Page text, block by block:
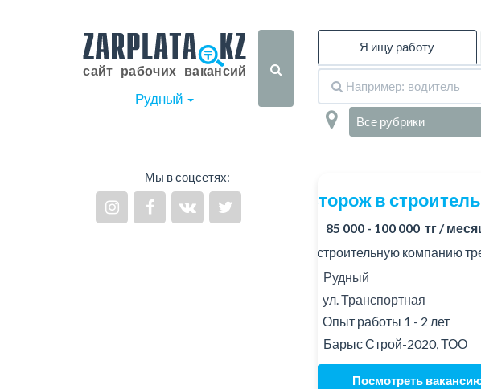
Рудный
Я ищу работу
Все рубрики
Мы в соцсетях:
Сторож в
85 000 - 100 000 тг /
В строительную компанию
Рудный
ул. Транспортная
Опыт работы 1 - 2 лет
Барыс Строй-2020, ТОО
Посмотреть